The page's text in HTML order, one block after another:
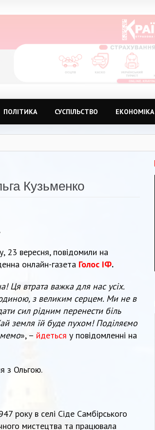
ПОЛІТИКА СУСПІЛЬСТВО ЕКОНОМІКА
Кузьменко
23 вересня, повідомили на
онлайн-газета Голос ІФ.
Ця втрата важка для нас усіх.
з великим серцем. Ми не в
сил рідним перенести біль
земля їй буде пухом! Поділяємо
», – йдеться у повідомленні на
з Ольгою.
року в селі Сіде Самбірського
мистецтва та працювала